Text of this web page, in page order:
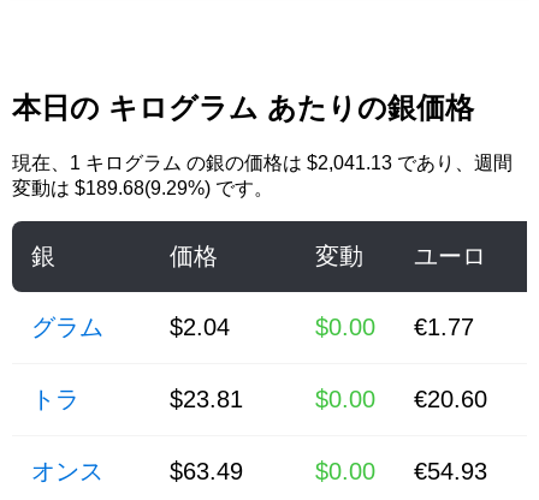
本日の キログラム あたりの銀価格
現在、 1 キログラム の銀の価格は $2,041.13 であり、週間
変動は $189.68(9.29%) です。
銀 価格 変動 ユーロ
グラム $2.04 $0.00 €1.77
トラ $23.81 $0.00 €20.60
オンス $63.49 $0.00 €54.93